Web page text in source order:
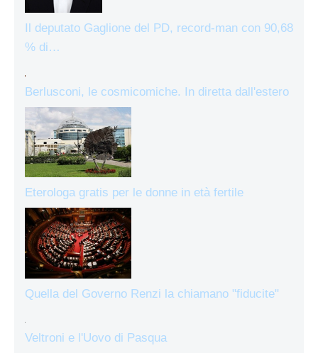
Il deputato Gaglione del PD, record-man con 90,68
% di…
Berlusconi, le cosmicomiche. In diretta dall'estero
Eterologa gratis per le donne in età fertile
Quella del Governo Renzi la chiamano "fiducite"
Veltroni e l'Uovo di Pasqua